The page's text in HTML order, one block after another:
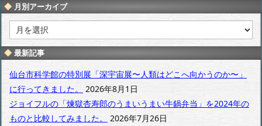
月別アーカイブ
別
ア
ー
カ
イ
ブ
最新記事
仙台市科学館の特別展「深宇宙展〜人類はどこへ向かうのか〜」
に行ってきました。
2026年8月1日
ジョイフルの「煉獄杏寿郎のうまいうまい牛鍋弁当」を2024年の
ものと比較してみました。 2026年7月26日